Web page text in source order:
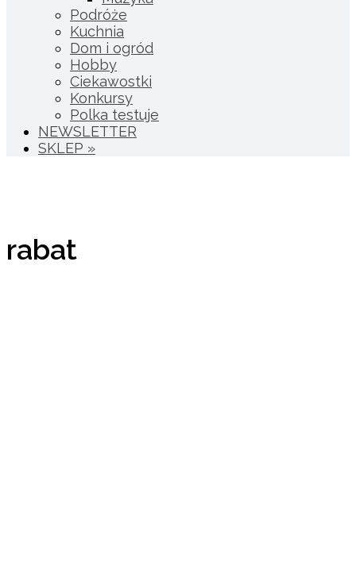
Podróże
Kuchnia
Dom i ogród
Hobby
Ciekawostki
Konkursy
Polka testuje
NEWSLETTER
SKLEP »
rabat